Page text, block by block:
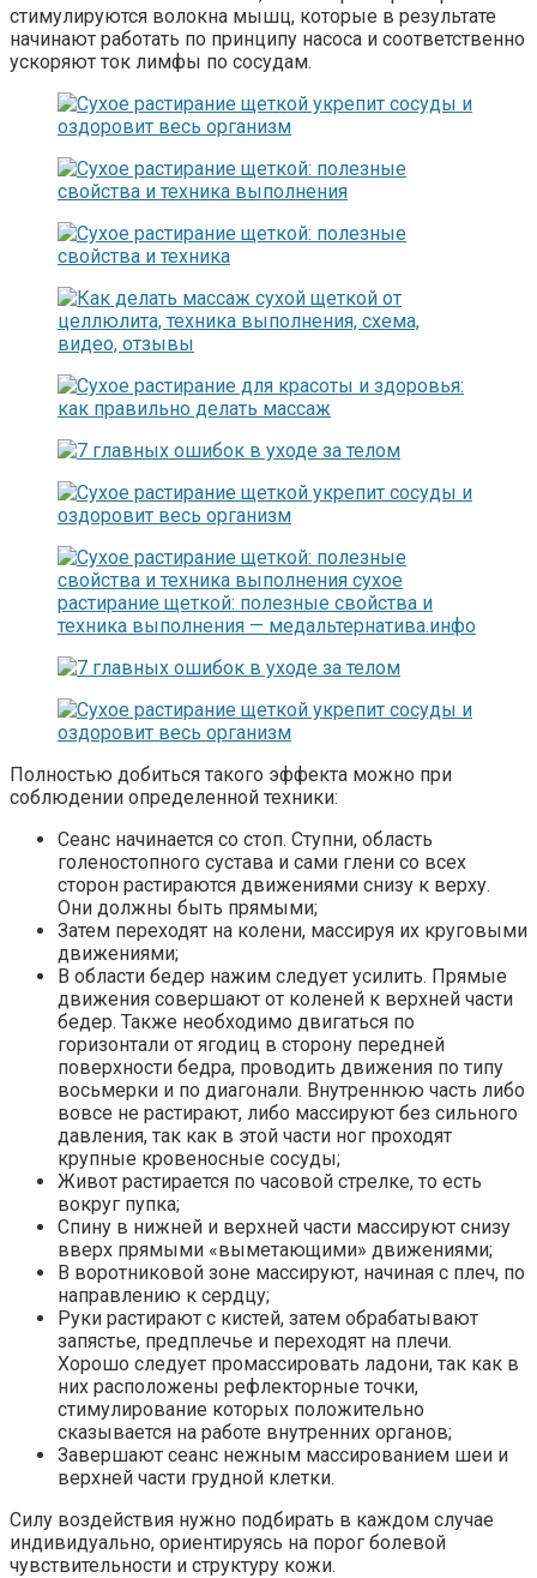
стимулируются волокна мышц, которые в результате
начинают работать по принципу насоса и соответственно
ускоряют ток лимфы по сосудам.
Полностью добиться такого эффекта можно при
соблюдении определенной техники:
Сеанс начинается со стоп. Ступни, область
голеностопного сустава и сами глени со всех
сторон растираются движениями снизу к верху.
Они должны быть прямыми;
Затем переходят на колени, массируя их круговыми
движениями;
В области бедер нажим следует усилить. Прямые
движения совершают от коленей к верхней части
бедер. Также необходимо двигаться по
горизонтали от ягодиц в сторону передней
поверхности бедра, проводить движения по типу
восьмерки и по диагонали. Внутреннюю часть либо
вовсе не растирают, либо массируют без сильного
давления, так как в этой части ног проходят
крупные кровеносные сосуды;
Живот растирается по часовой стрелке, то есть
вокруг пупка;
Спину в нижней и верхней части массируют снизу
вверх прямыми «выметающими» движениями;
В воротниковой зоне массируют, начиная с плеч, по
направлению к сердцу;
Руки растирают с кистей, затем обрабатывают
запястье, предплечье и переходят на плечи.
Хорошо следует промассировать ладони, так как в
них расположены рефлекторные точки,
стимулирование которых положительно
сказывается на работе внутренних органов;
Завершают сеанс нежным массированием шеи и
верхней части грудной клетки.
Силу воздействия нужно подбирать в каждом случае
индивидуально, ориентируясь на порог болевой
чувствительности и структуру кожи.